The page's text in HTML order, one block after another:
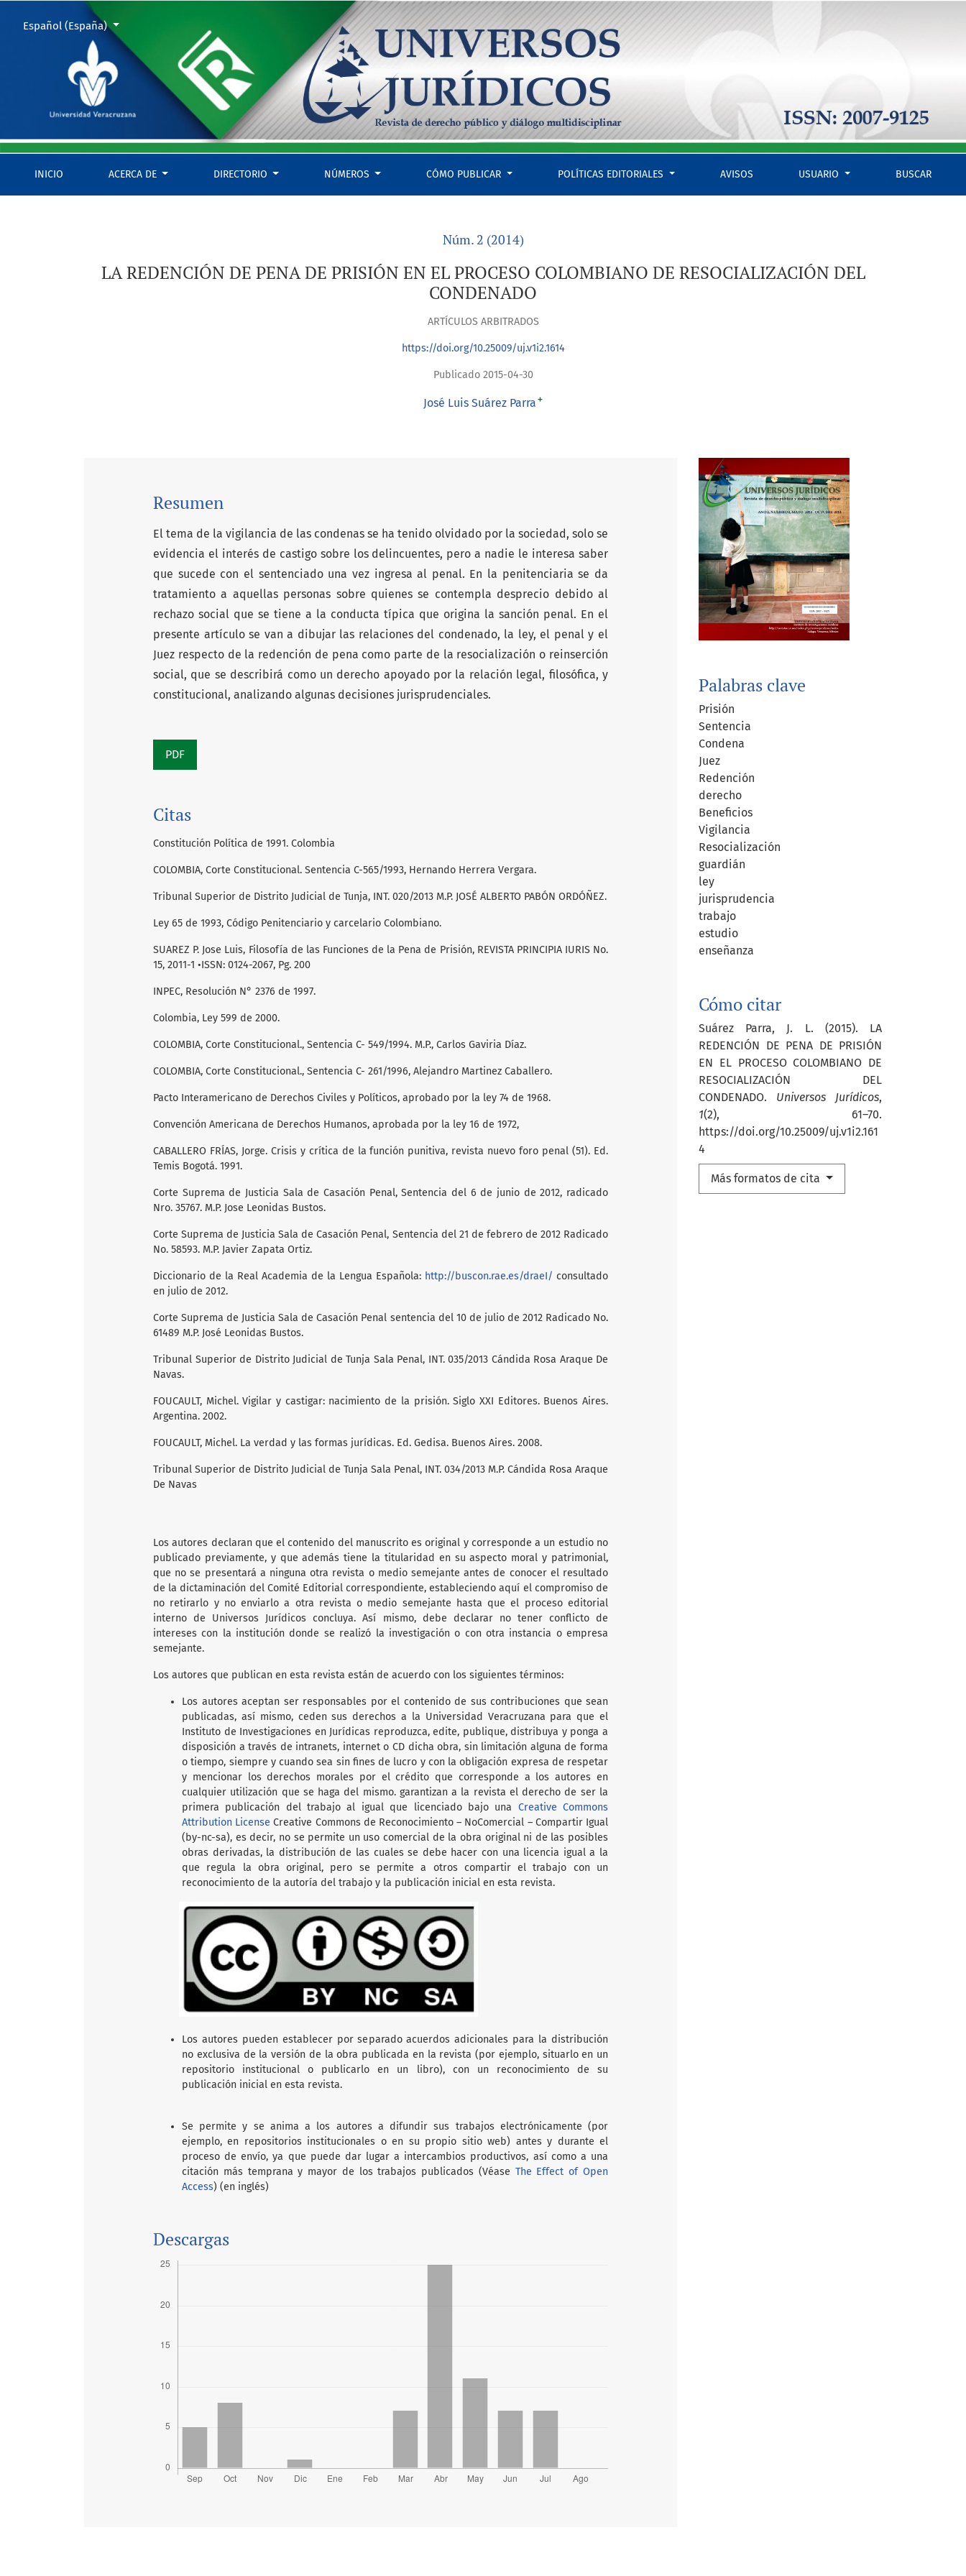
LA REDENCIÓN DE PENA DE PRISIÓN EN EL PROCESO COLOMBIANO DE RESOCIALIZACIÓN DEL CONDENADO
INICIO ACERCA DE DIRECTORIO NÚMEROS CÓMO PUBLICAR POLÍTICAS EDITORIALES AVISOS USUARIO BUSCAR
Cambiar el idioma. El actual es:
Español (España)
Núm. 2 (2014)
LA REDENCIÓN DE PENA DE PRISIÓN EN EL PROCESO COLOMBIANO DE RESOCIALIZACIÓN DEL
CONDENADO
ARTÍCULOS ARBITRADOS
https://doi.org/10.25009/uj.v1i2.1614
Publicado 2015-04-30
José Luis Suárez Parra +
Palabras clave
Prisión
Sentencia
Condena
Juez
Redención
derecho
Beneficios
Vigilancia
Resocialización
guardián
ley
jurisprudencia
trabajo
estudio
enseñanza
Cómo citar
Suárez Parra, J. L. (2015). LA
REDENCIÓN DE PENA DE PRISIÓN
EN EL PROCESO COLOMBIANO DE
RESOCIALIZACIÓN DEL
CONDENADO. Universos Jurídicos,
1(2), 61–70.
https://doi.org/10.25009/uj.v1i2.161
4
Más formatos de cita
Resumen
El tema de la vigilancia de las condenas se ha tenido olvidado por la sociedad, solo se
evidencia el interés de castigo sobre los delincuentes, pero a nadie le interesa saber
que sucede con el sentenciado una vez ingresa al penal. En la penitenciaria se da
tratamiento a aquellas personas sobre quienes se contempla desprecio debido al
rechazo social que se tiene a la conducta típica que origina la sanción penal. En el
presente artículo se van a dibujar las relaciones del condenado, la ley, el penal y el
Juez respecto de la redención de pena como parte de la resocialización o reinserción
social, que se describirá como un derecho apoyado por la relación legal, filosófica, y
constitucional, analizando algunas decisiones jurisprudenciales.
PDF
Citas
Constitución Política de 1991. Colombia
COLOMBIA, Corte Constitucional. Sentencia C-565/1993, Hernando Herrera Vergara.
Tribunal Superior de Distrito Judicial de Tunja, INT. 020/2013 M.P. JOSÉ ALBERTO PABÓN ORDÓÑEZ.
Ley 65 de 1993, Código Penitenciario y carcelario Colombiano.
SUAREZ P. Jose Luis, Filosofía de las Funciones de la Pena de Prisión, REVISTA PRINCIPIA IURIS No.
15, 2011-1 •ISSN: 0124-2067, Pg. 200
INPEC, Resolución N° 2376 de 1997.
Colombia, Ley 599 de 2000.
COLOMBIA, Corte Constitucional., Sentencia C- 549/1994. M.P., Carlos Gaviria Díaz.
COLOMBIA, Corte Constitucional., Sentencia C- 261/1996, Alejandro Martinez Caballero.
Pacto Interamericano de Derechos Civiles y Políticos, aprobado por la ley 74 de 1968.
Convención Americana de Derechos Humanos, aprobada por la ley 16 de 1972,
CABALLERO FRÍAS, Jorge. Crisis y crítica de la función punitiva, revista nuevo foro penal (51). Ed.
Temis Bogotá. 1991.
Corte Suprema de Justicia Sala de Casación Penal, Sentencia del 6 de junio de 2012, radicado
Nro. 35767. M.P. Jose Leonidas Bustos.
Corte Suprema de Justicia Sala de Casación Penal, Sentencia del 21 de febrero de 2012 Radicado
No. 58593. M.P. Javier Zapata Ortiz.
Diccionario de la Real Academia de la Lengua Española: http://buscon.rae.es/draeI/ consultado
en julio de 2012.
Corte Suprema de Justicia Sala de Casación Penal sentencia del 10 de julio de 2012 Radicado No.
61489 M.P. José Leonidas Bustos.
Tribunal Superior de Distrito Judicial de Tunja Sala Penal, INT. 035/2013 Cándida Rosa Araque De
Navas.
FOUCAULT, Michel. Vigilar y castigar: nacimiento de la prisión. Siglo XXI Editores. Buenos Aires.
Argentina. 2002.
FOUCAULT, Michel. La verdad y las formas jurídicas. Ed. Gedisa. Buenos Aires. 2008.
Tribunal Superior de Distrito Judicial de Tunja Sala Penal, INT. 034/2013 M.P. Cándida Rosa Araque
De Navas
Los autores declaran que el contenido del manuscrito es original y corresponde a un estudio no
publicado previamente, y que además tiene la titularidad en su aspecto moral y patrimonial,
que no se presentará a ninguna otra revista o medio semejante antes de conocer el resultado
de la dictaminación del Comité Editorial correspondiente, estableciendo aquí el compromiso de
no retirarlo y no enviarlo a otra revista o medio semejante hasta que el proceso editorial
interno de Universos Jurídicos concluya. Así mismo, debe declarar no tener conflicto de
intereses con la institución donde se realizó la investigación o con otra instancia o empresa
semejante.
Los autores que publican en esta revista están de acuerdo con los siguientes términos:
Los autores aceptan ser responsables por el contenido de sus contribuciones que sean
publicadas, así mismo, ceden sus derechos a la Universidad Veracruzana para que el
Instituto de Investigaciones en Jurídicas reproduzca, edite, publique, distribuya y ponga a
disposición a través de intranets, internet o CD dicha obra, sin limitación alguna de forma
o tiempo, siempre y cuando sea sin fines de lucro y con la obligación expresa de respetar
y mencionar los derechos morales por el crédito que corresponde a los autores en
cualquier utilización que se haga del mismo. garantizan a la revista el derecho de ser la
primera publicación del trabajo al igual que licenciado bajo una Creative Commons
Attribution License Creative Commons de Reconocimiento – NoComercial – Compartir Igual
(by-nc-sa), es decir, no se permite un uso comercial de la obra original ni de las posibles
obras derivadas, la distribución de las cuales se debe hacer con una licencia igual a la
que regula la obra original, pero se permite a otros compartir el trabajo con un
reconocimiento de la autoría del trabajo y la publicación inicial en esta revista.
Los autores pueden establecer por separado acuerdos adicionales para la distribución
no exclusiva de la versión de la obra publicada en la revista (por ejemplo, situarlo en un
repositorio institucional o publicarlo en un libro), con un reconocimiento de su
publicación inicial en esta revista.
Se permite y se anima a los autores a difundir sus trabajos electrónicamente (por
ejemplo, en repositorios institucionales o en su propio sitio web) antes y durante el
proceso de envío, ya que puede dar lugar a intercambios productivos, así como a una
citación más temprana y mayor de los trabajos publicados (Véase The Effect of Open
Access) (en inglés)
Descargas